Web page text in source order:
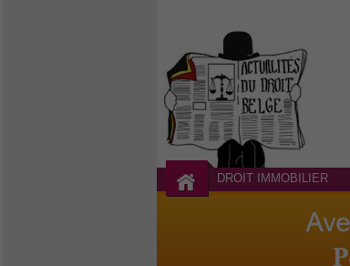
DROIT IMMOBILIER